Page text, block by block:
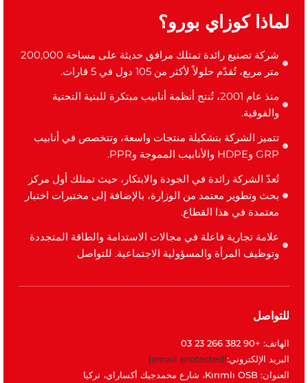
لماذا كوزاي بورو؟
شركة تصنيع رائدة تمتلك مرافق حديثة على مساحة 200,000
متر مربع، تُقدّم حلولاً لأكثر من 105 دول في 5 قارات.
منذ عام 2001، تُنتج أنظمة أنابيب مبتكرة للبنية التحتية
والفوقية.
تتميز الشركة بتشكيلة منتجات واسعة، وتتخصص في أنابيب
GRP وHDPE والأنابيب المموجة وPPR.
تُعدّ الشركة رائدة في الجودة والابتكار، حيث تمتلك أول مركز
بحث وتطوير معتمد من الوزارة، بالإضافة إلى مختبرات اختبار
معتمدة في هذا القطاع.
علامة تجارية فاعلة في مجالات الاستدامة والطاقة المتجددة
وتوظيف المرأة والمسؤولية الاجتماعية. للتواصل
للتواصل
الهاتف: +90 382 266 23 03
البريد الإلكتروني:[email protected]
العنوان: Kırımlı OSB، شارع محمدجيك أكساراي، تركيا